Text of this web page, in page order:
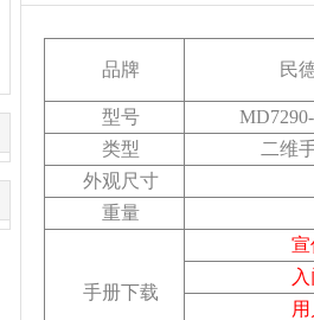
品牌 民
型号
类型
二维
外观尺寸
重量
手册下载
宣